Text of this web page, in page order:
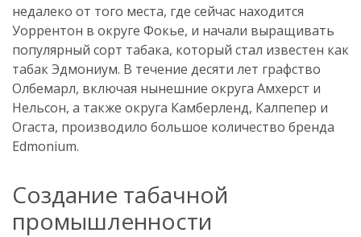
недалеко от того места, где сейчас находится
Уоррентон в округе Фокье, и начали выращивать
популярный сорт табака, который стал известен как
табак Эдмониум. В течение десяти лет графство
Олбемарл, включая нынешние округа Амхерст и
Нельсон, а также округа Камберленд, Калпепер и
Огаста, производило большое количество бренда
Edmonium.
Создание табачной
промышленности